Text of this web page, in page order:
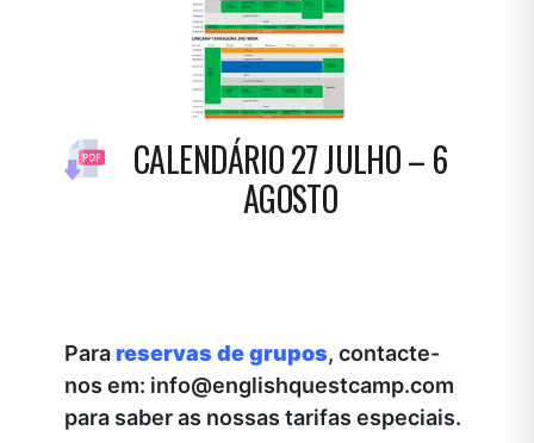
CALENDÁRIO 27 JULHO – 6
AGOSTO
Para reservas de grupos, contacte-
nos em: info@englishquestcamp.com
para saber as nossas tarifas especiais.